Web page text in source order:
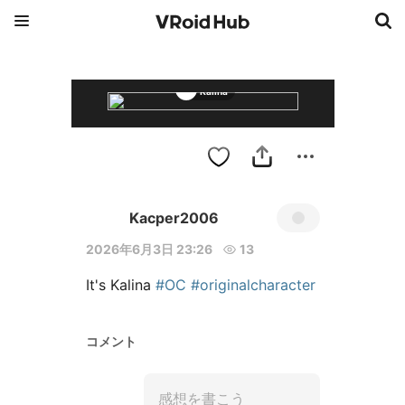
Kalina
Kacper2006
2026年6月3日 23:26 13
It's Kalina #OC #originalcharacter
コメント